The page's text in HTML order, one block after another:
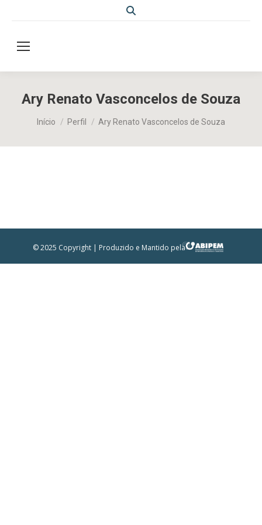
Search:
Ary Renato Vasconcelos de Souza
Início Perfil Ary Renato Vasconcelos de Souza
© 2025 Copyright | Produzido e Mantido pela